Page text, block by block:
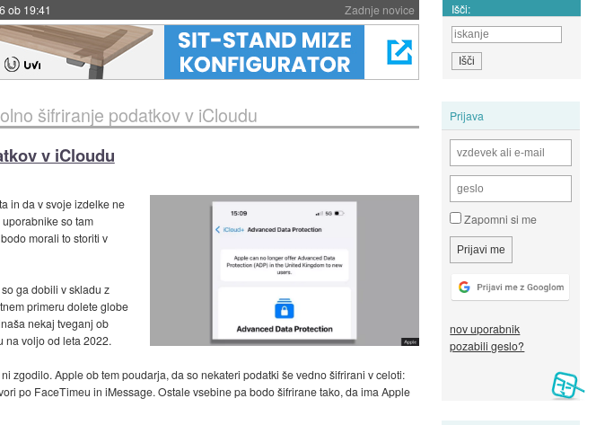
Zadnje novice Išči:
Prijava
Zapomni si me
nov uporabnik
pozabili geslo?
šifriranje podatkov v iCloudu
v iCloudu
in da v svoje izdelke ne
so tam
morali to storiti v
so ga dobili v skladu z
primeru dolete globe
nekaj tveganj ob
na voljo od leta 2022.
zgodilo. Apple ob tem poudarja, da so nekateri podatki še vedno šifrirani v celoti:
po FaceTimeu in iMessage. Ostale vsebine pa bodo šifrirane tako, da ima Apple